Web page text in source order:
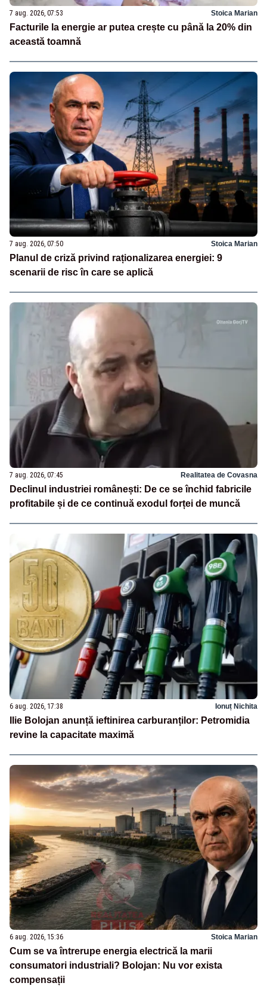
7 aug. 2026, 07:53 Stoica Marian
Facturile la energie ar putea crește cu până la 20% din
această toamnă
7 aug. 2026, 07:50 Stoica Marian
Planul de criză privind raționalizarea energiei: 9
scenarii de risc în care se aplică
7 aug. 2026, 07:45 Realitatea de Covasna
Declinul industriei românești: De ce se închid fabricile
profitabile și de ce continuă exodul forței de muncă
6 aug. 2026, 17:38 Ionuț Nichita
Ilie Bolojan anunță ieftinirea carburanților: Petromidia
revine la capacitate maximă
6 aug. 2026, 15:36 Stoica Marian
Cum se va întrerupe energia electrică la marii
consumatori industriali? Bolojan: Nu vor exista
compensații